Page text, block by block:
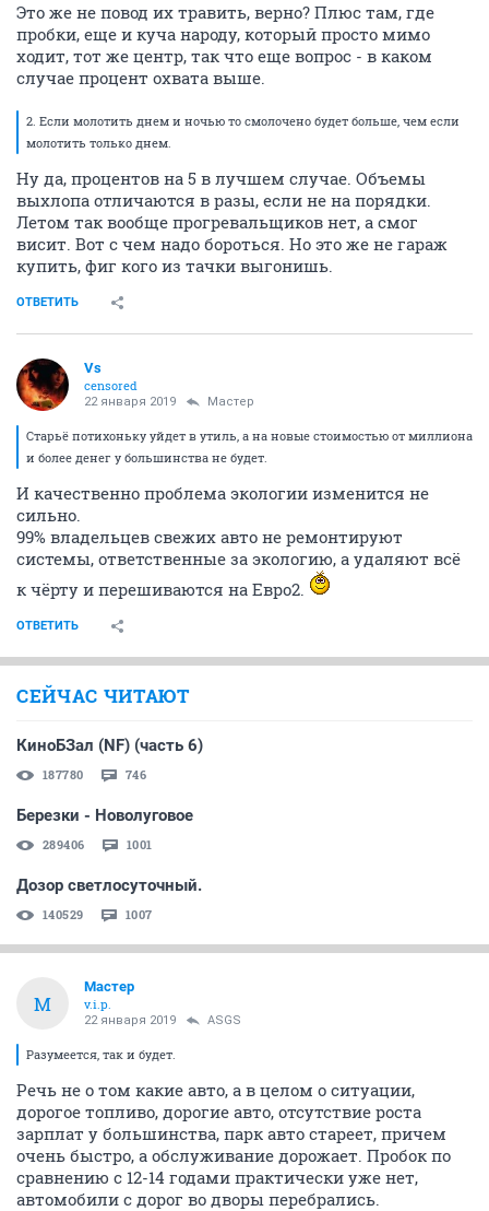
Это же не повод их травить, верно? Плюс там, где
пробки, еще и куча народу, который просто мимо
ходит, тот же центр, так что еще вопрос - в каком
случае процент охвата выше.
2. Если молотить днем и ночью то смолочено будет больше, чем если
молотить только днем.
Ну да, процентов на 5 в лучшем случае. Объемы
выхлопа отличаются в разы, если не на порядки.
Летом так вообще прогревальщиков нет, а смог
висит. Вот с чем надо бороться. Но это же не гараж
купить, фиг кого из тачки выгонишь.
ОТВЕТИТЬ
Vs
censored
22 января 2019 Мастер
Старьё потихоньку уйдет в утиль, а на новые стоимостью от миллиона
и более денег у большинства не будет.
И качественно проблема экологии изменится не
сильно.
99% владельцев свежих авто не ремонтируют
системы, ответственные за экологию, а удаляют всё
к чёрту и перешиваются на Евро2.
ОТВЕТИТЬ
СЕЙЧАС ЧИТАЮТ
КиноБЗал (NF) (часть 6)
187780 746
Березки - Новолуговое
289406 1001
Дозор светлосуточный.
140529 1007
М
Мастер
v.i.p.
22 января 2019 ASGS
Разумеется, так и будет.
Речь не о том какие авто, а в целом о ситуации,
дорогое топливо, дорогие авто, отсутствие роста
зарплат у большинства, парк авто стареет, причем
очень быстро, а обслуживание дорожает. Пробок по
сравнению с 12-14 годами практически уже нет,
автомобили с дорог во дворы перебрались.